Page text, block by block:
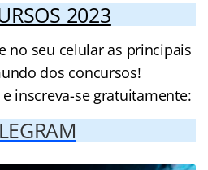
2023
no seu celular as principais
dos concursos!
inscreva-se gratuitamente: